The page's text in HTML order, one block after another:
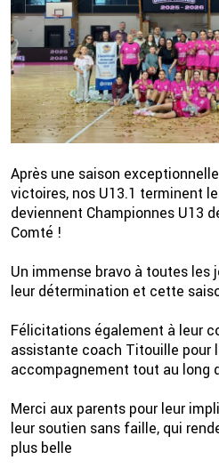
💦
Après une saison
victoires, nos U13.1 terminent
deviennent Championnes U13
Comté !
Un immense bravo à toutes les
leur détermination et cette
Félicitations également à leur
assistante coach Titouille pour
accompagnement tout au long
Merci aux parents pour leur
leur soutien sans faille, qui
plus belle